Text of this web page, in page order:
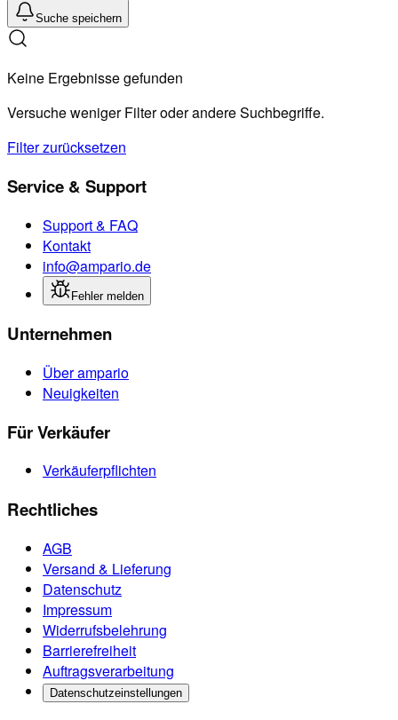
Suche speichern
Keine Ergebnisse gefunden
Versuche weniger Filter oder andere Suchbegriffe.
Filter zurücksetzen
Service & Support
Support & FAQ
Kontakt
info@ampario.de
Fehler melden
Unternehmen
Über ampario
Neuigkeiten
Für Verkäufer
Verkäuferpflichten
Rechtliches
AGB
Versand & Lieferung
Datenschutz
Impressum
Widerrufsbelehrung
Barrierefreiheit
Auftragsverarbeitung
Datenschutzeinstellungen